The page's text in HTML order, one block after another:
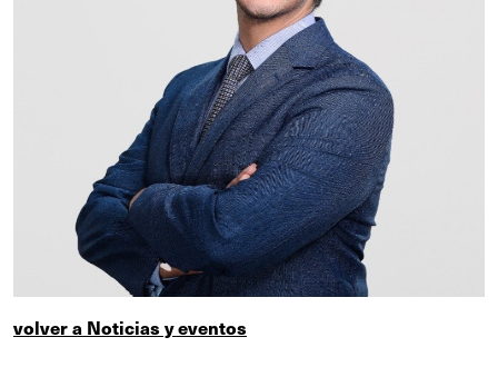
volver a Noticias y eventos